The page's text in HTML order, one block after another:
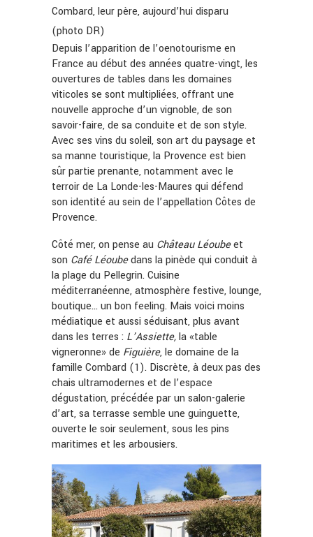
Combard, leur père, aujourd’hui disparu
(photo DR)
Depuis l’apparition de l’oenotourisme en
France au début des années quatre-vingt, les
ouvertures de tables dans les domaines
viticoles se sont multipliées, offrant une
nouvelle approche d’un vignoble, de son
savoir-faire, de sa conduite et de son style.
Avec ses vins du soleil, son art du paysage et
sa manne touristique, la Provence est bien
sûr partie prenante, notamment avec le
terroir de La Londe-les-Maures qui défend
son identité au sein de l’appellation Côtes de
Provence.
Côté mer, on pense au Château Léoubeet
son Café Léoubedans la pinède qui conduit à
la plage du Pellegrin. Cuisine
méditerranéenne, atmosphère festive, lounge,
boutique… un bon feeling. Mais voici moins
médiatique et aussi séduisant, plus avant
dans les terres : L’Assiette,la «table
vigneronne» de Figuière, le domaine de la
famille Combard (1). Discrète, à deux pas des
chais ultramodernes et de l’espace
dégustation, précédée par un salon-galerie
d’art, sa terrasse semble une guinguette,
ouverte le soir seulement, sous les pins
maritimes et les arbousiers.